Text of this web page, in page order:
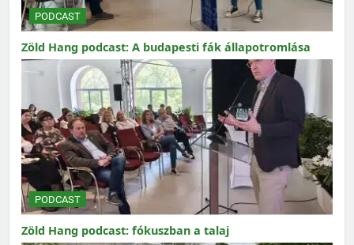
PODCAST
Zöld Hang podcast: A budapesti fák állapotromlása
PODCAST
Zöld Hang podcast: fókuszban a talaj